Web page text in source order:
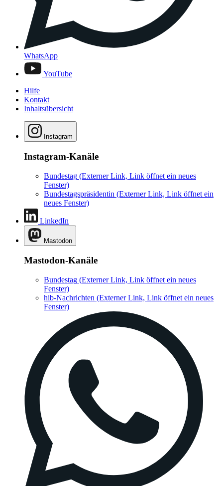
WhatsApp
YouTube
Hilfe
Kontakt
Inhaltsübersicht
Instagram
Instagram-Kanäle
Bundestag (Externer Link, Link öffnet ein neues
Fenster)
Bundestagspräsidentin (Externer Link, Link öffnet ein
neues Fenster)
LinkedIn
Mastodon
Mastodon-Kanäle
Bundestag (Externer Link, Link öffnet ein neues
Fenster)
hib-Nachrichten (Externer Link, Link öffnet ein neues
Fenster)